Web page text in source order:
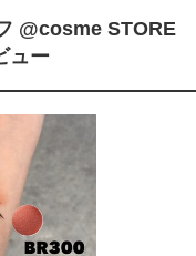
@cosme STORE
ュー